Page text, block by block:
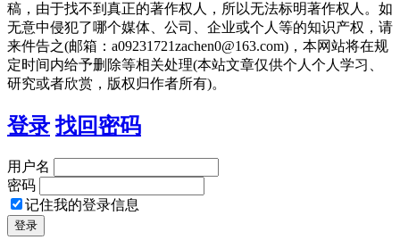
稿，由于找不到真正的著作权人，所以无法标明著作权人。如
无意中侵犯了哪个媒体、公司、企业或个人等的知识产权，请
来件告之(邮箱：a09231721zachen0@163.com)，本网站将在规
定时间内给予删除等相关处理(本站文章仅供个人个人学习、
研究或者欣赏，版权归作者所有)。
登录 找回密码
用户名
密码
记住我的登录信息